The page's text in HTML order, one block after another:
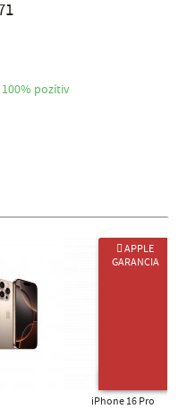
100% pozítiv
 APPLE
GARANCIA
iPhone 16 Pro